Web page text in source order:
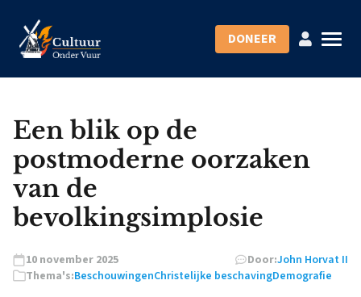
DONEER
Een blik op de
postmoderne oorzaken
van de
bevolkingsimplosie
10 november 2025 Door:John Horvat II
Thema's:BeschouwingenChristelijke beschavingDemografie